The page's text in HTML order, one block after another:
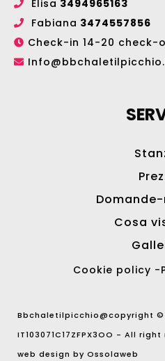
Elisa 3494965163
Fabiana 3474557856
Check-in 14-20 check-
Cosa
Cookie policy -
Bbchaletilpicchio@copyright ©
IT103071C17ZFPX3OO - All
web design by Ossolaweb